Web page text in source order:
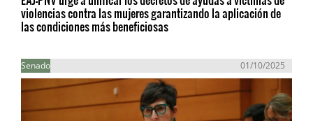
violencias contra las mujeres garantizando la aplicación de
las condiciones más beneficiosas
Senado 01/10/2025